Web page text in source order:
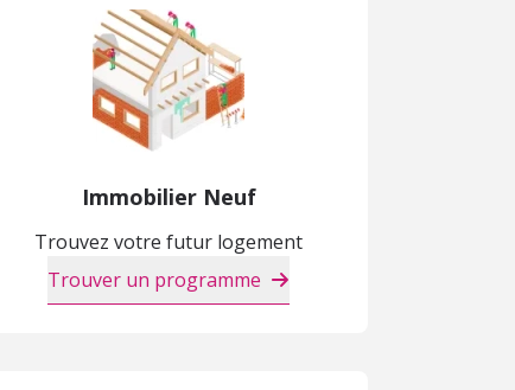
Immobilier Neuf
Trouvez votre futur logement
Trouver un programme